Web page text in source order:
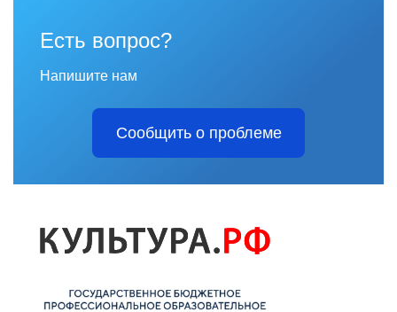
Есть вопрос?
Напишите нам
Сообщить о проблеме